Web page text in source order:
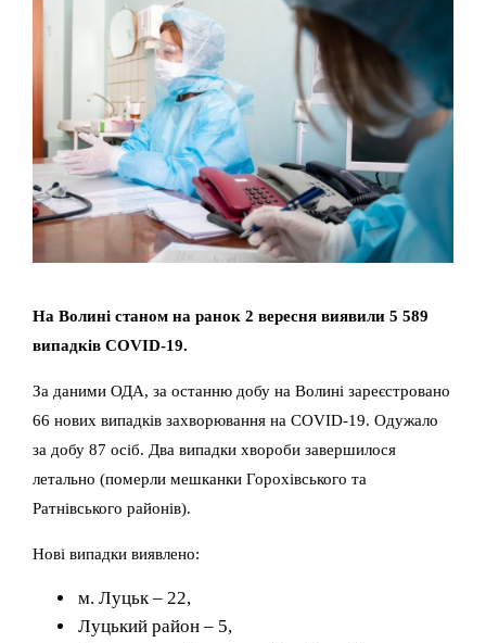
На Волині станом на ранок 2 вересня виявили 5 589
випадків COVID-19.
За даними ОДА, за останню добу на Волині зареєстровано
66 нових випадків захворювання на COVID-19. Одужало
за добу 87 осіб. Два випадки хвороби завершилося
летально (померли мешканки Горохівського та
Ратнівського районів).
Нові випадки виявлено:
м. Луцьк – 22,
Луцький район – 5,